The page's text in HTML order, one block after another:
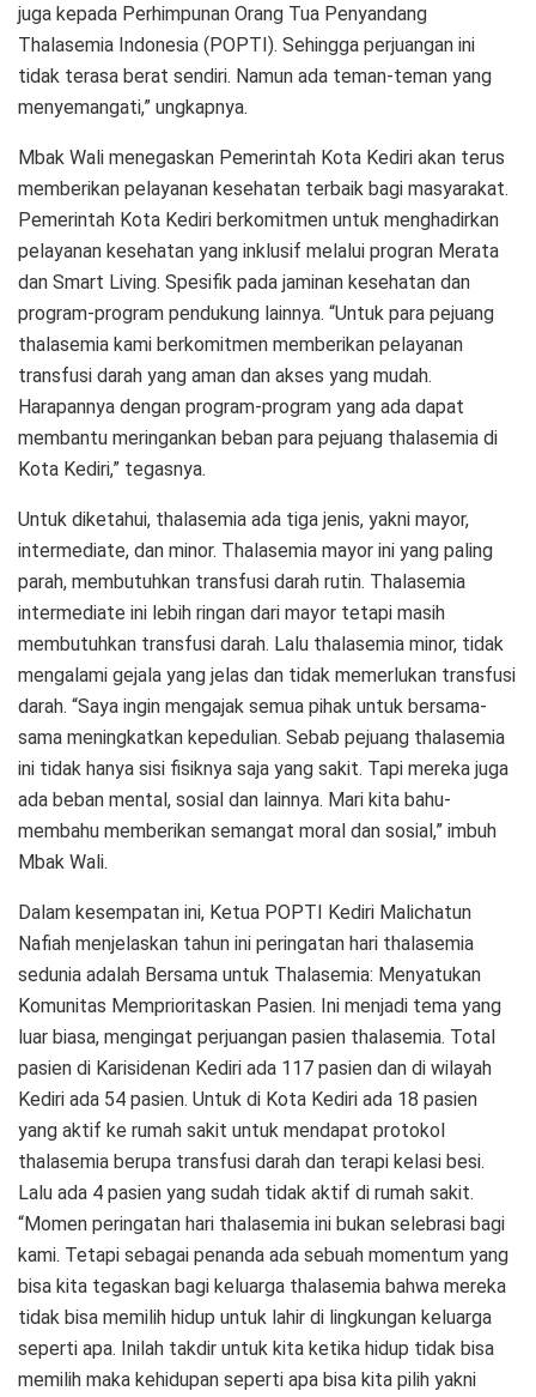
juga kepada Perhimpunan Orang Tua Penyandang
Thalasemia Indonesia (POPTI). Sehingga perjuangan ini
tidak terasa berat sendiri. Namun ada teman-teman yang
menyemangati,” ungkapnya.
Mbak Wali menegaskan Pemerintah Kota Kediri akan terus
memberikan pelayanan kesehatan terbaik bagi masyarakat.
Pemerintah Kota Kediri berkomitmen untuk menghadirkan
pelayanan kesehatan yang inklusif melalui progran Merata
dan Smart Living. Spesifik pada jaminan kesehatan dan
program-program pendukung lainnya. “Untuk para pejuang
thalasemia kami berkomitmen memberikan pelayanan
transfusi darah yang aman dan akses yang mudah.
Harapannya dengan program-program yang ada dapat
membantu meringankan beban para pejuang thalasemia di
Kota Kediri,” tegasnya.
Untuk diketahui, thalasemia ada tiga jenis, yakni mayor,
intermediate, dan minor. Thalasemia mayor ini yang paling
parah, membutuhkan transfusi darah rutin. Thalasemia
intermediate ini lebih ringan dari mayor tetapi masih
membutuhkan transfusi darah. Lalu thalasemia minor, tidak
mengalami gejala yang jelas dan tidak memerlukan transfusi
darah. “Saya ingin mengajak semua pihak untuk bersama-
sama meningkatkan kepedulian. Sebab pejuang thalasemia
ini tidak hanya sisi fisiknya saja yang sakit. Tapi mereka juga
ada beban mental, sosial dan lainnya. Mari kita bahu-
membahu memberikan semangat moral dan sosial,” imbuh
Mbak Wali.
Dalam kesempatan ini, Ketua POPTI Kediri Malichatun
Nafiah menjelaskan tahun ini peringatan hari thalasemia
sedunia adalah Bersama untuk Thalasemia: Menyatukan
Komunitas Memprioritaskan Pasien. Ini menjadi tema yang
luar biasa, mengingat perjuangan pasien thalasemia. Total
pasien di Karisidenan Kediri ada 117 pasien dan di wilayah
Kediri ada 54 pasien. Untuk di Kota Kediri ada 18 pasien
yang aktif ke rumah sakit untuk mendapat protokol
thalasemia berupa transfusi darah dan terapi kelasi besi.
Lalu ada 4 pasien yang sudah tidak aktif di rumah sakit.
“Momen peringatan hari thalasemia ini bukan selebrasi bagi
kami. Tetapi sebagai penanda ada sebuah momentum yang
bisa kita tegaskan bagi keluarga thalasemia bahwa mereka
tidak bisa memilih hidup untuk lahir di lingkungan keluarga
seperti apa. Inilah takdir untuk kita ketika hidup tidak bisa
memilih maka kehidupan seperti apa bisa kita pilih yakni